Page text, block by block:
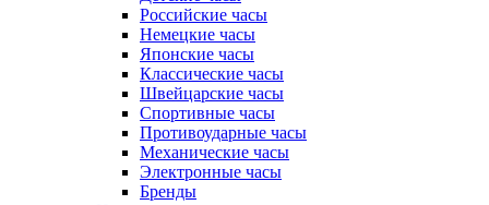
Российские часы
Немецкие часы
Японские часы
Классические часы
Швейцарские часы
Спортивные часы
Противоударные часы
Механические часы
Электронные часы
Бренды